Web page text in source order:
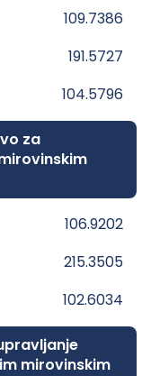
109.7386
191.5727
104.5796
za
106.9202
215.3505
102.6034
mirovinskim